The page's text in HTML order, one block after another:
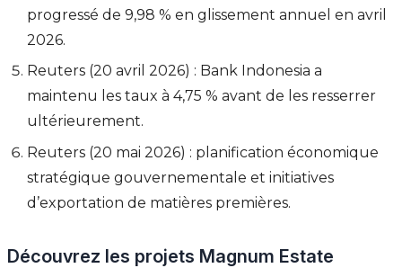
progressé de 9,98 % en glissement annuel en avril
2026.
Reuters (20 avril 2026) : Bank Indonesia a
maintenu les taux à 4,75 % avant de les resserrer
ultérieurement.
Reuters (20 mai 2026) : planification économique
stratégique gouvernementale et initiatives
d’exportation de matières premières.
Découvrez les projets Magnum Estate